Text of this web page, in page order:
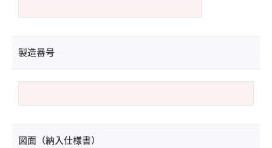
製造番号
図面（納入仕様書）